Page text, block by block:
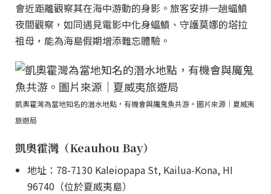
會近距離觀察其在海中游動的身影。旅客安排一趟蝠鱝
夜間觀察，如同遇見電影中化身蝠鱝、守護莫娜的塔拉
祖母，能為海島假期增添難忘體驗。
凱奧霍灣為當地知名的潛水地點，有機會與魔鬼魚共游。圖片來源｜夏威夷
旅遊局
凱奧霍灣（Keauhou Bay）
地址：78-7130 Kaleiopapa St, Kailua-Kona, HI
96740（位於夏威夷島）